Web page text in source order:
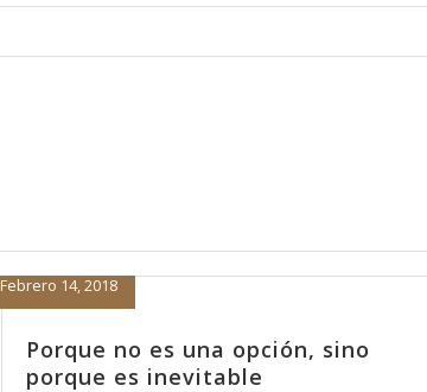
Porque no es una opción, sino
porque es inevitable
Febrero 14, 2018